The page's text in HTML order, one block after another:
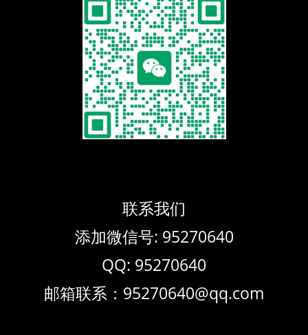
联系我们
添加微信号: 95270640
QQ: 95270640
邮箱联系：95270640@qq.com